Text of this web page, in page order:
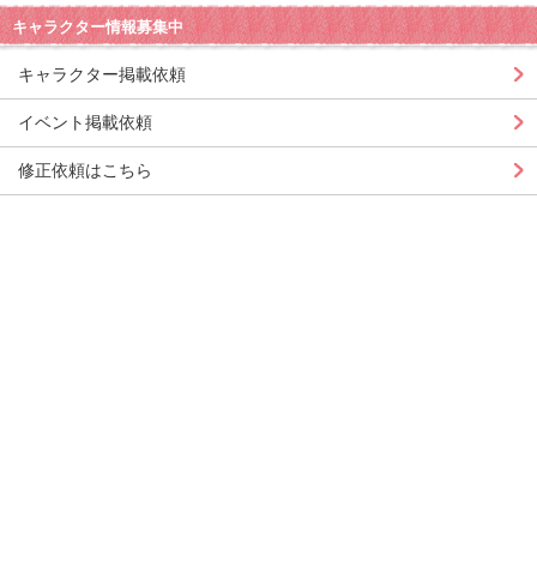
キャラクター情報募集中
キャラクター掲載依頼
イベント掲載依頼
修正依頼はこちら